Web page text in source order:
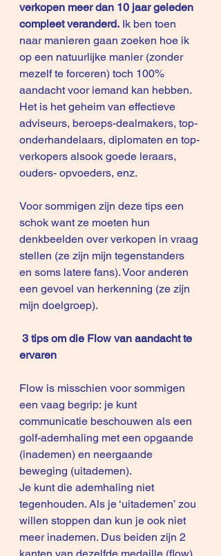
verkopen meer dan 10 jaar geleden
compleet veranderd. Ik ben toen
naar manieren gaan zoeken hoe ik
op een natuurlijke manier (zonder
mezelf te forceren) toch 100%
aandacht voor iemand kan hebben.
Het is het geheim van effectieve
adviseurs, beroeps-dealmakers, top-
onderhandelaars, diplomaten en top-
verkopers alsook goede leraars,
ouders- opvoeders, enz.
Voor sommigen zijn deze tips een
schok want ze moeten hun
denkbeelden over verkopen in vraag
stellen (ze zijn mijn tegenstanders
en soms latere fans). Voor anderen
een gevoel van herkenning (ze zijn
mijn doelgroep).
3 tips om die Flow van aandacht te
ervaren
Flow is misschien voor sommigen
een vaag begrip: je kunt
communicatie beschouwen als een
golf-ademhaling met een opgaande
(inademen) en neergaande
beweging (uitademen).
Je kunt die ademhaling niet
tegenhouden. Als je ‘uitademen’ zou
willen stoppen dan kun je ook niet
meer inademen. Dus beiden zijn 2